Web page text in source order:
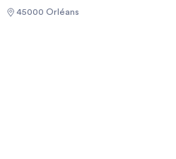
45000 Orléans